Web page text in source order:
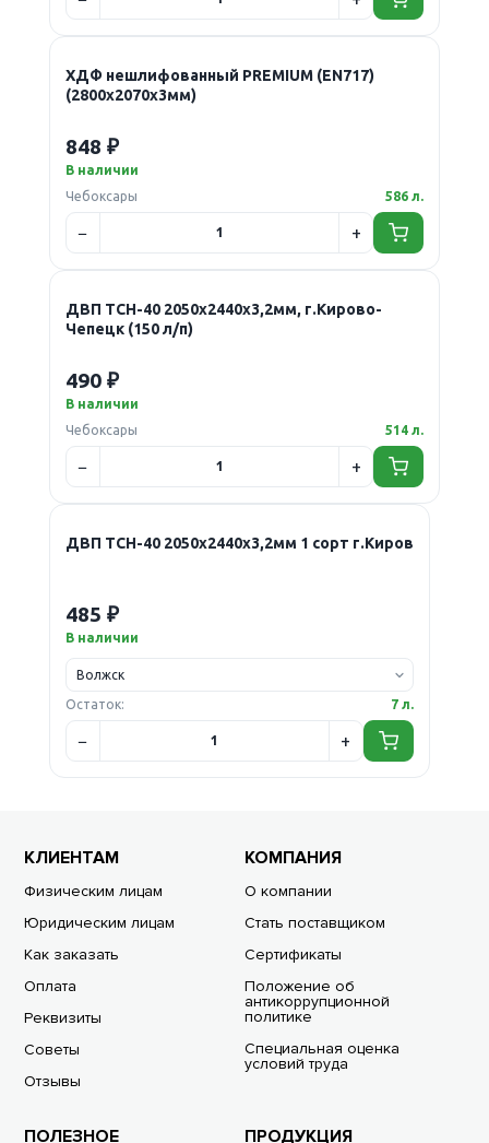
ХДФ нешлифованный PREMIUM (EN717)
(2800х2070х3мм)
848 ₽
В наличии
Чебоксары
586 л.
ДВП ТСН-40 2050х2440х3,2мм, г.Кирово-
Чепецк (150 л/п)
490 ₽
В наличии
Чебоксары
514 л.
ДВП ТСН-40 2050х2440х3,2мм 1 сорт г.Киров
485 ₽
В наличии
Остаток: 7 л.
КЛИЕНТАМ
Физическим лицам
Юридическим лицам
Как заказать
Оплата
Реквизиты
Советы
Отзывы
КОМПАНИЯ
О компании
Стать поставщиком
Сертификаты
Положение об
антикоррупционной
политике
Специальная оценка
условий труда
ПОЛЕЗНОЕ ПРОДУКЦИЯ